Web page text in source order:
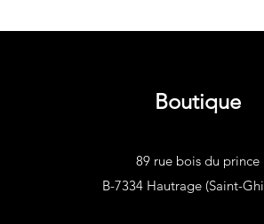
Boutique
89 rue bois du prince
B-7334 Hautrage (Saint-